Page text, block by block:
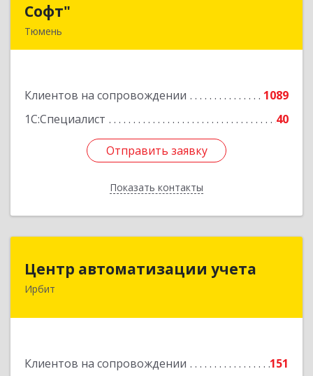
Софт"
Тюмень
Клиентов на сопровождении
1089
1С:Специалист
40
Отправить заявку
Показать контакты
Подробнее
Отправить заявку
Назад
Центр автоматизации учета
Ирбит
Клиентов на сопровождении 151
623854, Свердловская обл, Ирбит г, Маршала